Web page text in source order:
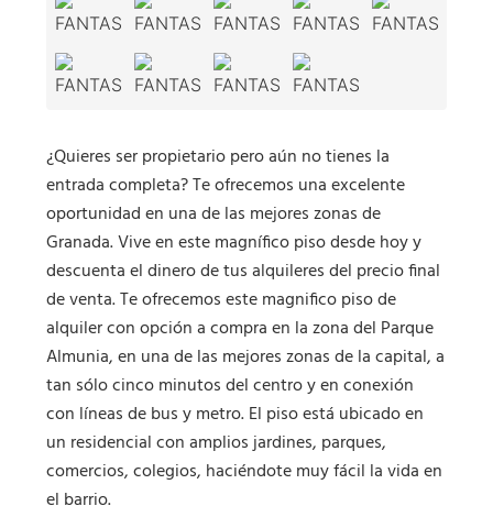
¿Quieres ser propietario pero aún no tienes la
entrada completa? Te ofrecemos una excelente
oportunidad en una de las mejores zonas de
Granada. Vive en este magnífico piso desde hoy y
descuenta el dinero de tus alquileres del precio final
de venta. Te ofrecemos este magnifico piso de
alquiler con opción a compra en la zona del Parque
Almunia, en una de las mejores zonas de la capital, a
tan sólo cinco minutos del centro y en conexión
con líneas de bus y metro. El piso está ubicado en
un residencial con amplios jardines, parques,
comercios, colegios, haciéndote muy fácil la vida en
el barrio.